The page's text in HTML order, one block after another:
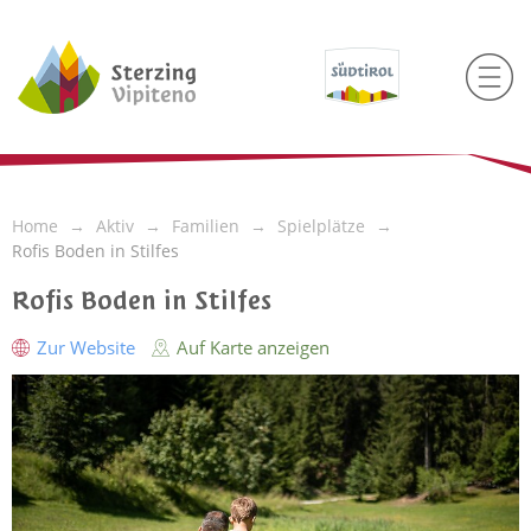
Home Aktiv Familien
Spielplätze
Rofis Boden in Stilfes
Rofis Boden in Stilfes
Zur Website Auf Karte anzeigen